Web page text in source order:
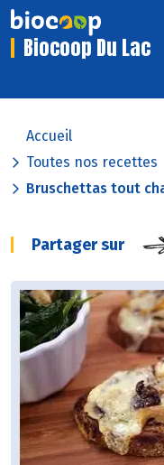
Biocoop Du Lac
Accueil
Toutes nos recettes
Bruschettas tout
Partager sur